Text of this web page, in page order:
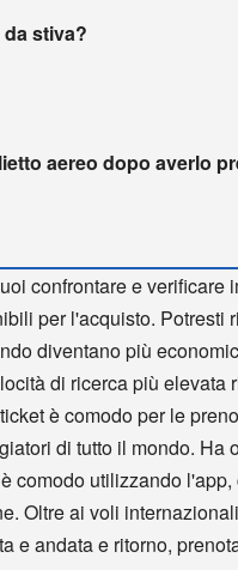
stiva?
aereo dopo averlo
confrontare e verificare
per l'acquisto. Potresti
diventano più
di ricerca più elevata
è comodo per le
di tutto il mondo. Ha
comodo utilizzando
Oltre ai voli
e andata e ritorno,